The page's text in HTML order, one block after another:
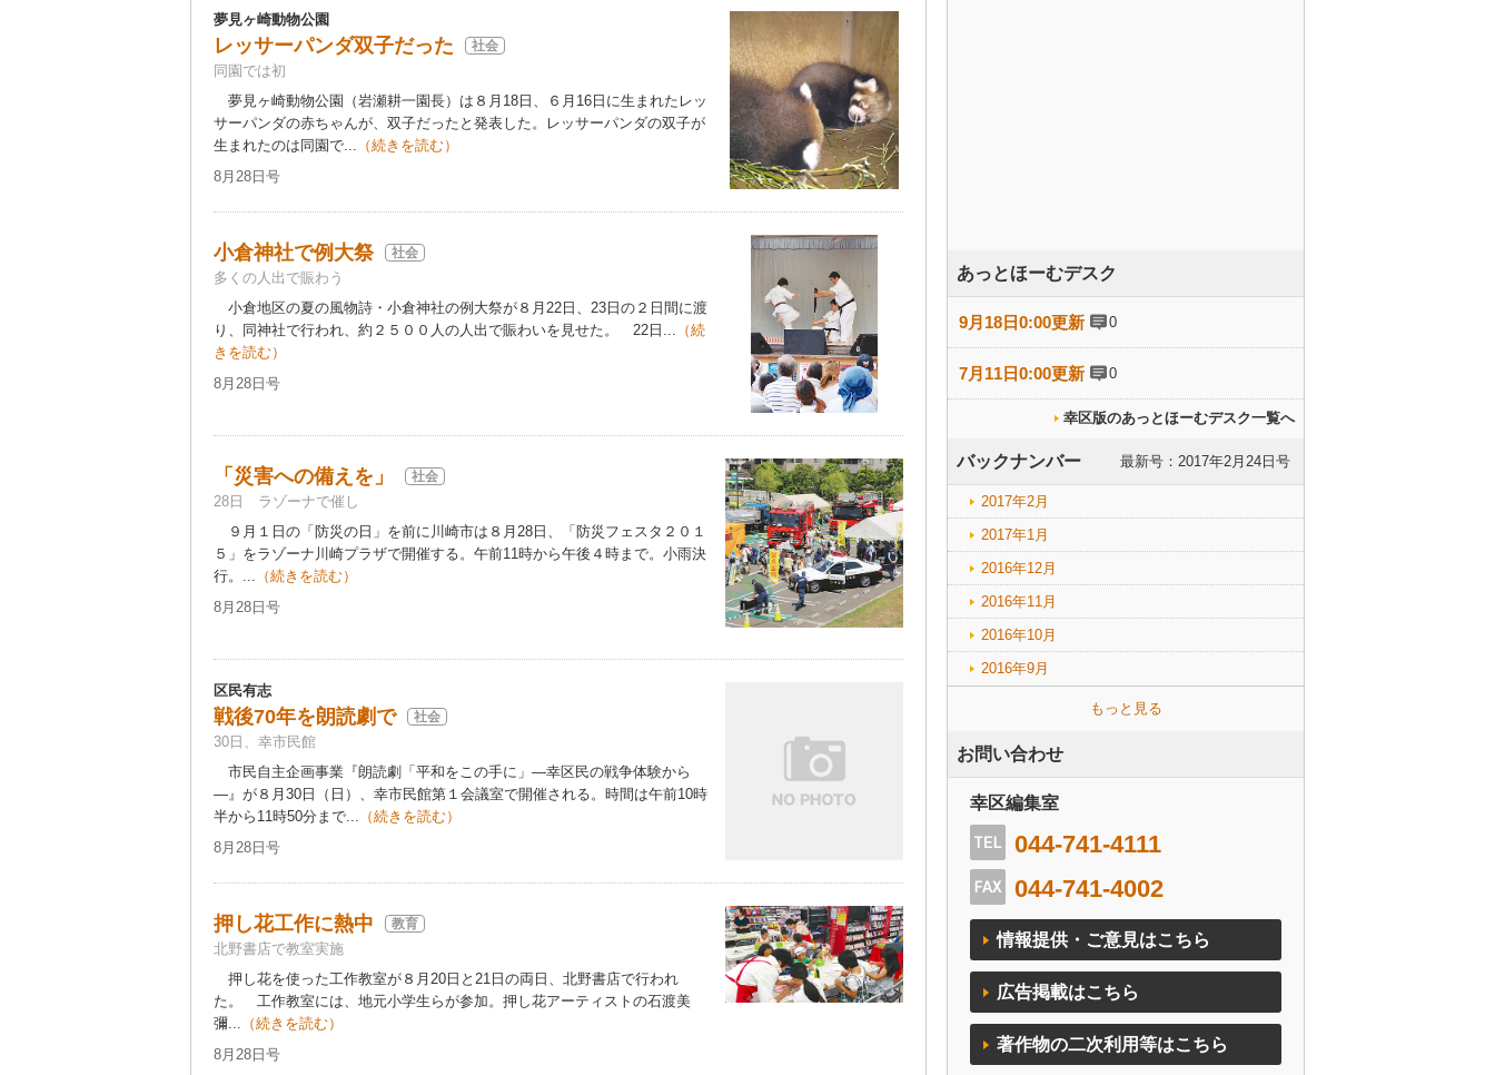
夢見ヶ崎動物公園
レッサーパンダ双子だった 社会
同園では初
夢見ヶ崎動物公園（岩瀬耕一園長）は８月18日、６月16日に生まれたレッ
サーパンダの赤ちゃんが、双子だったと発表した。レッサーパンダの双子が
生まれたのは同園で... （続きを読む）
8月28日号
小倉神社で例大祭 社会
多くの人出で賑わう
小倉地区の夏の風物詩・小倉神社の例大祭が８月22日、23日の２日間に渡
り、同神社で行われ、約２５００人の人出で賑わいを見せた。 22日... （続
きを読む）
8月28日号
「災害への備えを」 社会
28日 ラゾーナで催し
９月１日の「防災の日」を前に川崎市は８月28日、「防災フェスタ２０１
５」をラゾーナ川崎プラザで開催する。午前11時から午後４時まで。小雨決
行。... （続きを読む）
8月28日号
区民有志
戦後70年を朗読劇で 社会
30日、幸市民館
市民自主企画事業『朗読劇「平和をこの手に」―幸区民の戦争体験から
―』が８月30日（日）、幸市民館第１会議室で開催される。時間は午前10時
半から11時50分まで... （続きを読む）
8月28日号
押し花工作に熱中 教育
北野書店で教室実施
押し花を使った工作教室が８月20日と21日の両日、北野書店で行われ
た。 工作教室には、地元小学生らが参加。押し花アーティストの石渡美
彌... （続きを読む）
8月28日号
あっとほーむデスク
9月18日0:00更新 0
7月11日0:00更新 0
幸区版のあっとほーむデスク一覧へ
バックナンバー 最新号：2017年2月24日号
2017年2月
2017年1月
2016年12月
2016年11月
2016年10月
2016年9月
もっと見る
お問い合わせ
幸区編集室
044-741-4111
044-741-4002
情報提供・ご意見はこちら
広告掲載はこちら
著作物の二次利用等はこちら